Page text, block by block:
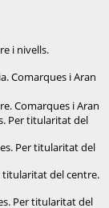
i nivells.
Comarques i Aran
Comarques i Aran
Per titularitat del
Per titularitat del
titularitat del centre.
Per titularitat del